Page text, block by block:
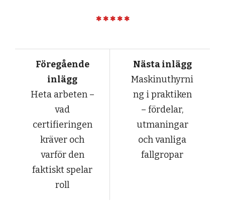
Föregående
inlägg
Heta arbeten –
vad
certifieringen
kräver och
varför den
faktiskt spelar
roll
Nästa inlägg
Maskinuthyrni
ng i praktiken
– fördelar,
utmaningar
och vanliga
fallgropar